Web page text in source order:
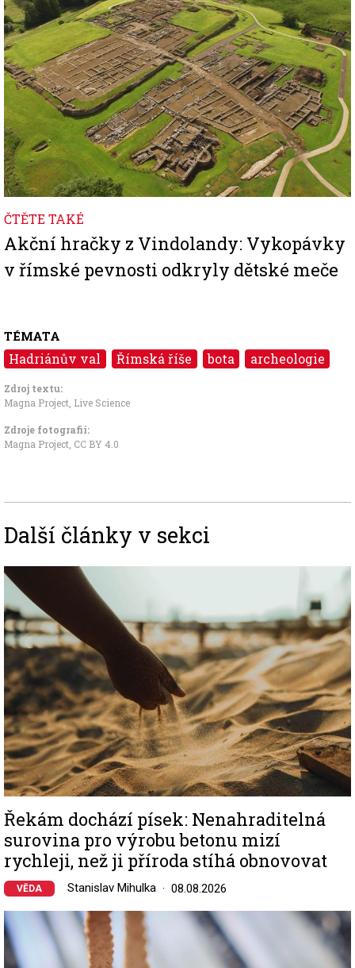
ČTĚTE TAKÉ
Akční hračky z Vindolandy: Vykopávky
v římské pevnosti odkryly dětské meče
TÉMATA
Hadriánův val Římská říše bota archeologie
Zdroj textu:
Magna Project Live Science
Zdroje fotografii:
Magna Project CC BY 4.0
Další články v sekci
Image
Řekám dochází písek: Nenahraditelná
surovina pro výrobu betonu mizí
rychleji, než ji příroda stíhá obnovovat
VĚDA Stanislav Mihulka 08.08.2026
Image